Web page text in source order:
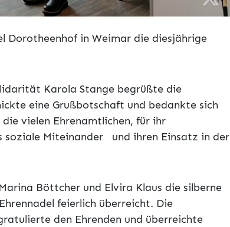
Dorotheenhof in Weimar die diesjährige
Karola Stange begrüßte die
eine Grußbotschaft und bedankte sich
vielen Ehrenamtlichen, für ihr
soziale Miteinander und ihren Einsatz in der
Böttcher und Elvira Klaus die silberne
feierlich überreicht. Die
den Ehrenden und überreichte